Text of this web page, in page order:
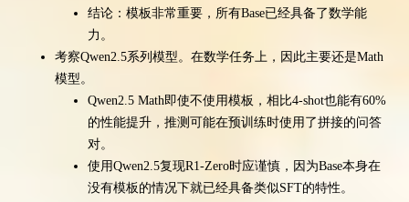
结论：模板非常重要，所有Base已经具备了数学能
力。
考察Qwen2.5系列模型。在数学任务上，因此主要还是Math
模型。
Qwen2.5 Math即使不使用模板，相比4-shot也能有60%
的性能提升，推测可能在预训练时使用了拼接的问答
对。
使用Qwen2.5复现R1-Zero时应谨慎，因为Base本身在
没有模板的情况下就已经具备类似SFT的特性。